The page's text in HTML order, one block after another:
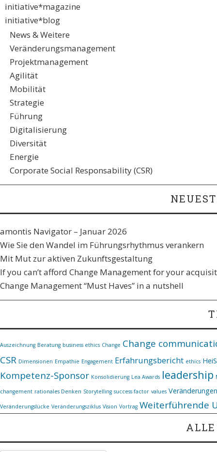
initiative*magazine
initiative*blog
News & Weitere
Veränderungsmanagement
Projektmanagement
Agilität
Mobilität
Strategie
Führung
Digitalisierung
Diversität
Energie
Corporate Social Responsability (CSR)
amontis Navigator – Januar 2026
Wie Sie den Wandel im Führungsrhythmus verankern​
Mit Mut zur aktiven Zukunftsgestaltung
If you can’t afford Change Management for your
Change Management “Must Haves” in a nutshell
Auszeichnung Beratung business ethics Change Change
CSR Dimensionen Empathie Engagement Erfahrungsbericht ethics
Kompetenz-Sponsor Konsolidierung Lea Awards leadership
changement rationales Denken Storytelling success factor values Veränderungen
Veränderungslücke Veränderungsziklus Vision Vortrag Weiterführende